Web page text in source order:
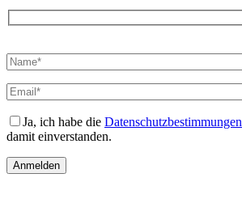
lasse
Feld
leer.
Ja, ich habe die Datenschutzbestimmungen
damit einverstanden.
Anmelden